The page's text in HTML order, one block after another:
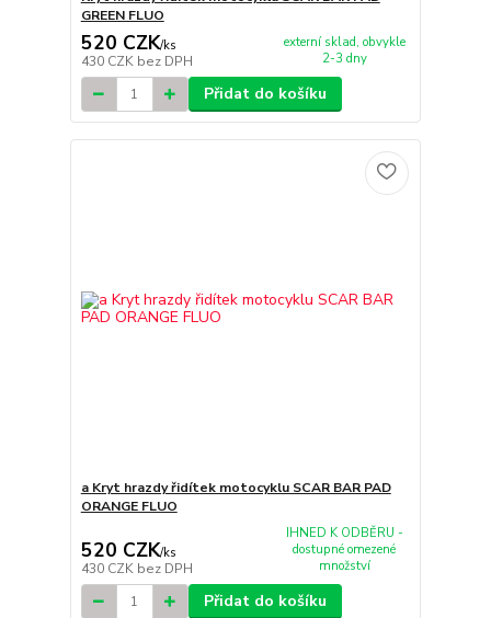
GREEN FLUO
520 CZK/ks
430 CZK bez DPH
externí sklad, obvykle
2-3 dny
Přidat do košíku
a Kryt hrazdy řidítek motocyklu SCAR BAR PAD
ORANGE FLUO
520 CZK/ks
430 CZK bez DPH
IHNED K ODBĚRU -
dostupné omezené
množství
Přidat do košíku